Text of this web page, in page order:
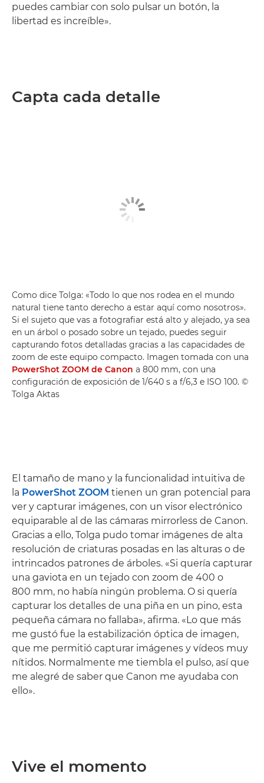
puedes cambiar con solo pulsar un botón, la
libertad es increíble».
Capta cada detalle
Como dice Tolga: «Todo lo que nos rodea en el mundo
natural tiene tanto derecho a estar aquí como nosotros».
Si el sujeto que vas a fotografiar está alto y alejado, ya sea
en un árbol o posado sobre un tejado, puedes seguir
capturando fotos detalladas gracias a las capacidades de
zoom de este equipo compacto. Imagen tomada con una
PowerShot ZOOM de Canon a 800 mm, con una
configuración de exposición de 1/640 s a f/6,3 e ISO 100. ©
Tolga Aktas
El tamaño de mano y la funcionalidad intuitiva de
la PowerShot ZOOM tienen un gran potencial para
ver y capturar imágenes, con un visor electrónico
equiparable al de las cámaras mirrorless de Canon.
Gracias a ello, Tolga pudo tomar imágenes de alta
resolución de criaturas posadas en las alturas o de
intrincados patrones de árboles. «Si quería capturar
una gaviota en un tejado con zoom de 400 o
800 mm, no había ningún problema. O si quería
capturar los detalles de una piña en un pino, esta
pequeña cámara no fallaba», afirma. «Lo que más
me gustó fue la estabilización óptica de imagen,
que me permitió capturar imágenes y vídeos muy
nítidos. Normalmente me tiembla el pulso, así que
me alegré de saber que Canon me ayudaba con
ello».
Vive el momento